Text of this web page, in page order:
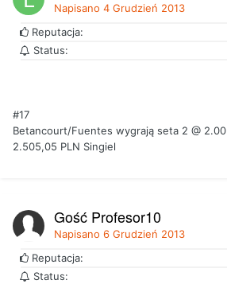
Napisano 4 Grudzień 2013
Reputacja:
Status:
#17
Betancourt/Fuentes wygrają seta 2 @ 2.00
2.505,05 PLN Singiel
Gość Profesor10
Napisano 6 Grudzień 2013
Reputacja:
Status: